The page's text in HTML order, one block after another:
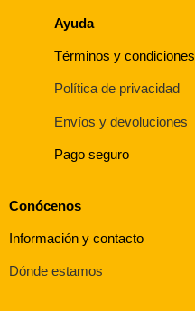
Ayuda
Términos y condiciones
Política de privacidad
Envíos y devoluciones
Pago seguro
Conócenos
Información y contacto
Dónde estamos